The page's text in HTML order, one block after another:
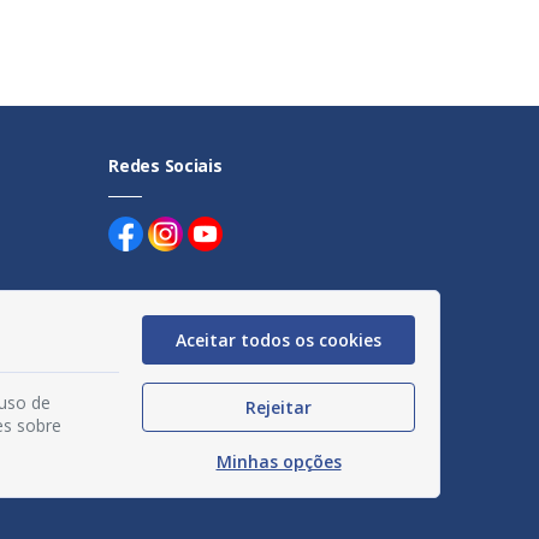
Redes Sociais
de
sobre
Aceitar todos os cookies
Rejeitar
Minhas opções